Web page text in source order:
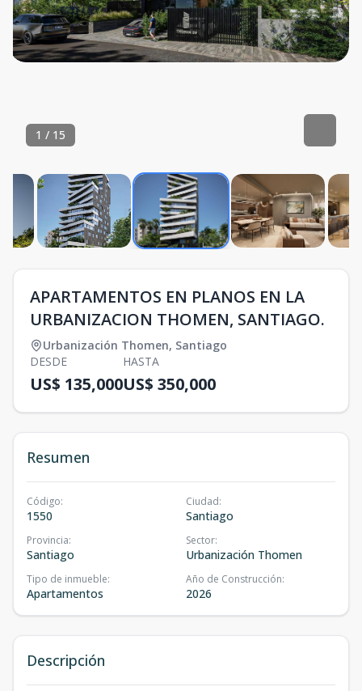
1 / 15
APARTAMENTOS EN PLANOS EN LA
URBANIZACION THOMEN, SANTIAGO.
Urbanización Thomen, Santiago
DESDE
US$ 135,000
HASTA
US$ 350,000
Resumen
Código:
1550
Ciudad:
Santiago
Provincia:
Santiago
Sector:
Urbanización Thomen
Tipo de inmueble:
Apartamentos
Año de Construcción:
2026
Descripción